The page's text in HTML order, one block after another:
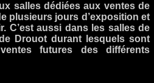
salles dédiées aux ventes de
plusieurs jours d’exposition et
C’est aussi dans les salles de
Drouot durant lesquels sont
futures des différents